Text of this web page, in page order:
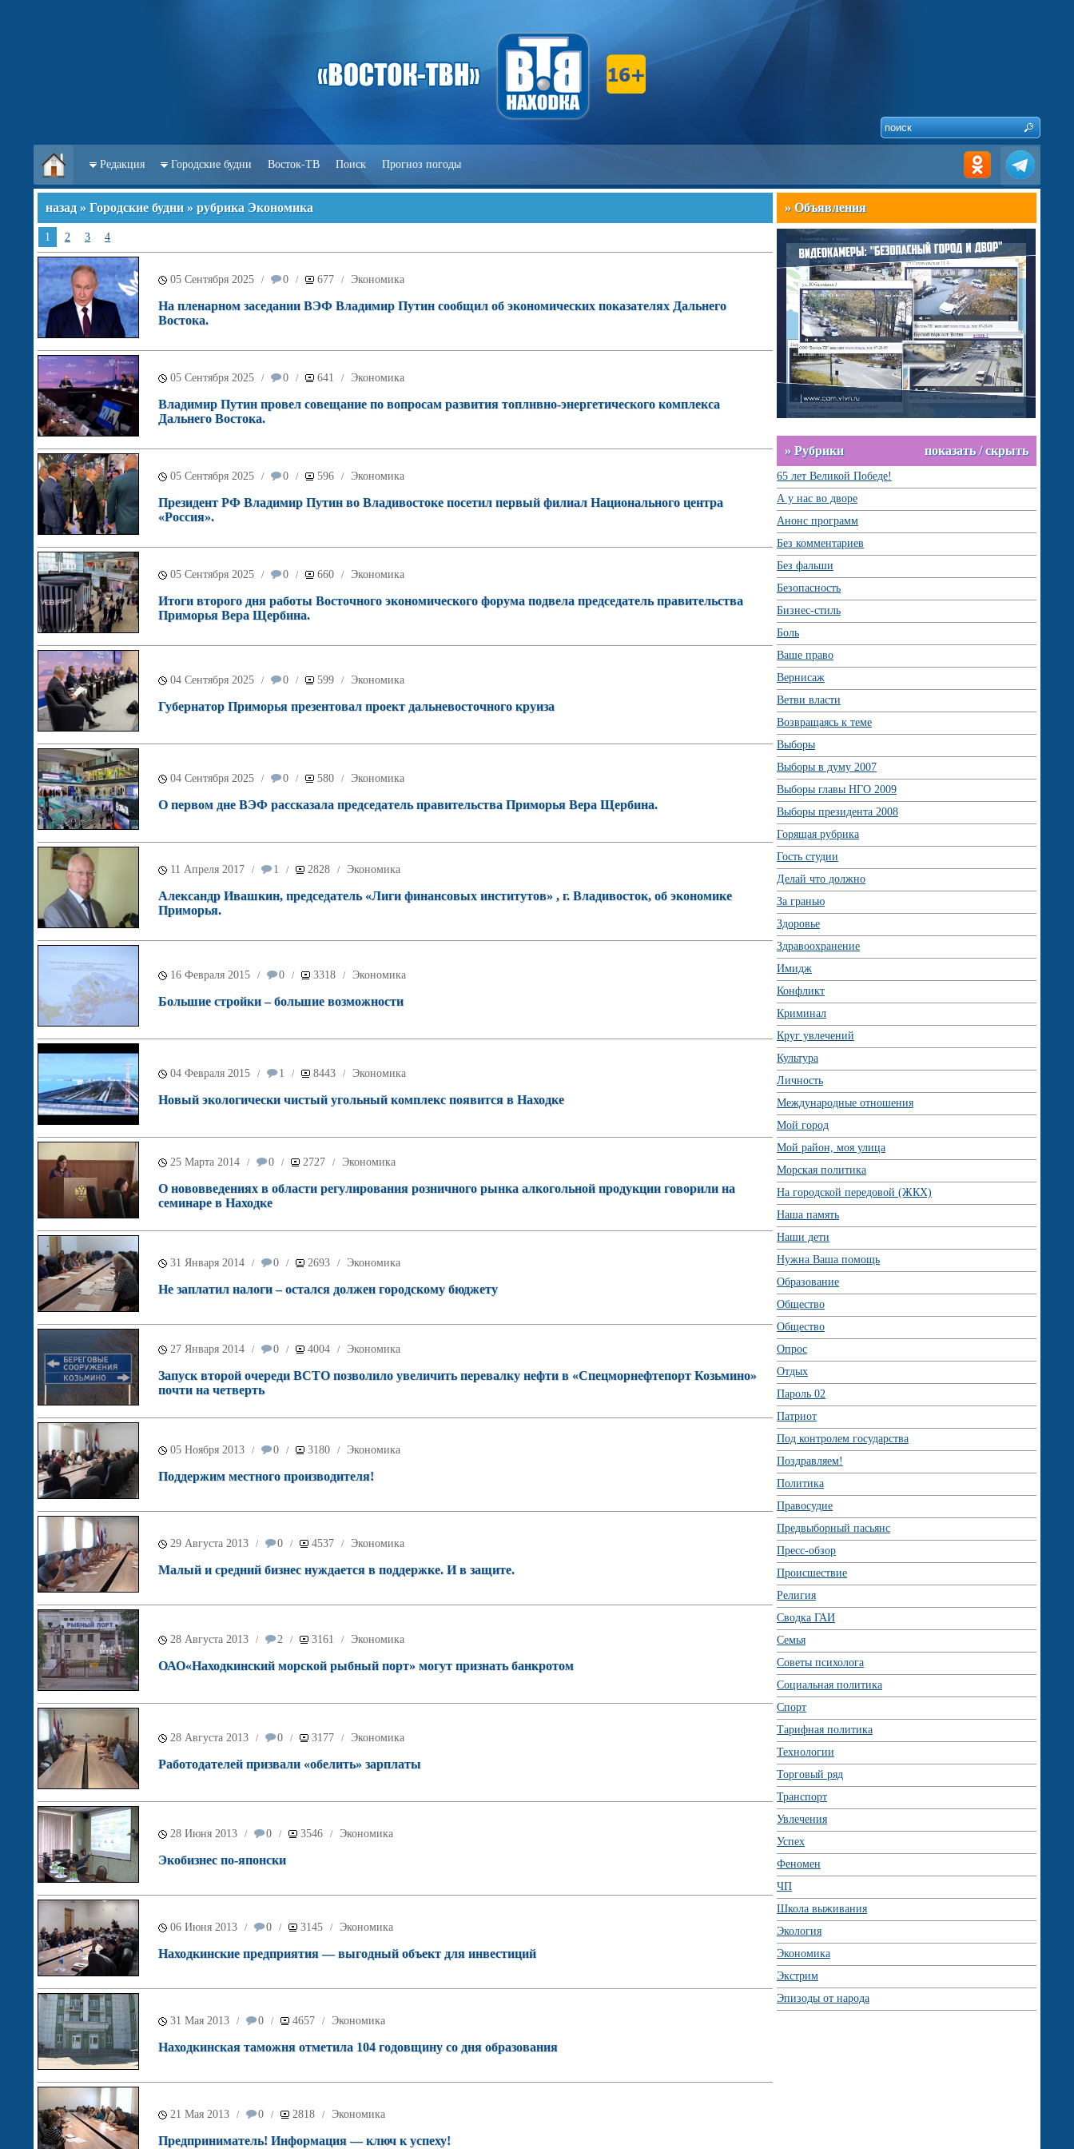
Редакция Городские будни Восток-ТВ Поиск Прогноз погоды
назад » Городские будни » рубрика Экономика
1 2 3 4
05 Сентября 2025 / 0 / 677 / Экономика
На пленарном заседании ВЭФ Владимир Путин сообщил об экономических показателях Дальнего
Востока.
05 Сентября 2025 / 0 / 641 / Экономика
Владимир Путин провел совещание по вопросам развития топливно-энергетического комплекса
Дальнего Востока.
05 Сентября 2025 / 0 / 596 / Экономика
Президент РФ Владимир Путин во Владивостоке посетил первый филиал Национального центра
«Россия».
05 Сентября 2025 / 0 / 660 / Экономика
Итоги второго дня работы Восточного экономического форума подвела председатель правительства
Приморья Вера Щербина.
04 Сентября 2025 / 0 / 599 / Экономика
Губернатор Приморья презентовал проект дальневосточного круиза
04 Сентября 2025 / 0 / 580 / Экономика
О первом дне ВЭФ рассказала председатель правительства Приморья Вера Щербина.
11 Апреля 2017 / 1 / 2828 / Экономика
Александр Ивашкин, председатель «Лиги финансовых институтов» , г. Владивосток, об экономике
Приморья.
16 Февраля 2015 / 0 / 3318 / Экономика
Большие стройки – большие возможности
04 Февраля 2015 / 1 / 8443 / Экономика
Новый экологически чистый угольный комплекс появится в Находке
25 Марта 2014 / 0 / 2727 / Экономика
О нововведениях в области регулирования розничного рынка алкогольной продукции говорили на
семинаре в Находке
31 Января 2014 / 0 / 2693 / Экономика
Не заплатил налоги – остался должен городскому бюджету
27 Января 2014 / 0 / 4004 / Экономика
Запуск второй очереди ВСТО позволило увеличить перевалку нефти в «Спецморнефтепорт Козьмино»
почти на четверть
05 Ноября 2013 / 0 / 3180 / Экономика
Поддержим местного производителя!
29 Августа 2013 / 0 / 4537 / Экономика
Малый и средний бизнес нуждается в поддержке. И в защите.
28 Августа 2013 / 2 / 3161 / Экономика
ОАО«Находкинский морской рыбный порт» могут признать банкротом
28 Августа 2013 / 0 / 3177 / Экономика
Работодателей призвали «обелить» зарплаты
28 Июня 2013 / 0 / 3546 / Экономика
Экобизнес по-японски
06 Июня 2013 / 0 / 3145 / Экономика
Находкинские предприятия — выгодный объект для инвестиций
31 Мая 2013 / 0 / 4657 / Экономика
Находкинская таможня отметила 104 годовщину со дня образования
21 Мая 2013 / 0 / 2818 / Экономика
Предприниматель! Информация — ключ к успеху!
» Объявления
» Рубрики показать / скрыть
65 лет Великой Победе!
А у нас во дворе
Анонс программ
Без комментариев
Без фальши
Безопасность
Бизнес-стиль
Боль
Ваше право
Вернисаж
Ветви власти
Возвращаясь к теме
Выборы
Выборы в думу 2007
Выборы главы НГО 2009
Выборы президента 2008
Горящая рубрика
Гость студии
Делай что должно
За гранью
Здоровье
Здравоохранение
Имидж
Конфликт
Криминал
Круг увлечений
Культура
Личность
Международные отношения
Мой город
Мой район, моя улица
Морская политика
На городской передовой (ЖКХ)
Наша память
Наши дети
Нужна Ваша помощь
Образование
Общество
Общество
Опрос
Отдых
Пароль 02
Патриот
Под контролем государства
Поздравляем!
Политика
Правосудие
Предвыборный пасьянс
Пресс-обзор
Происшествие
Религия
Сводка ГАИ
Семья
Советы психолога
Социальная политика
Спорт
Тарифная политика
Технологии
Торговый ряд
Транспорт
Увлечения
Успех
Феномен
ЧП
Школа выживания
Экология
Экономика
Экстрим
Эпизоды от народа